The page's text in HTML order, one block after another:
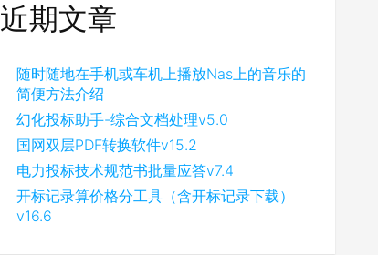
近期文章
随时随地在手机或车机上播放Nas上的音乐的
简便方法介绍
幻化投标助手-综合文档处理v5.0
国网双层PDF转换软件v15.2
电力投标技术规范书批量应答v7.4
开标记录算价格分工具（含开标记录下载）
v16.6